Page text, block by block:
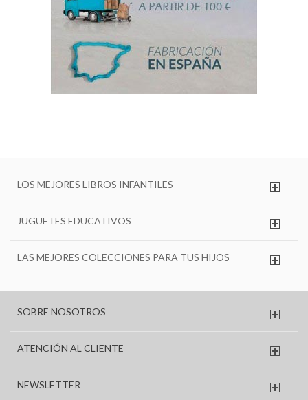
LOS MEJORES LIBROS INFANTILES
JUGUETES EDUCATIVOS
LAS MEJORES COLECCIONES PARA TUS HIJOS
SOBRE NOSOTROS
ATENCIÓN AL CLIENTE
NEWSLETTER